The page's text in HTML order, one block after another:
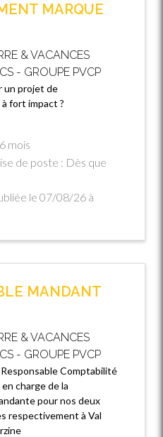
MARQUE
& VACANCES
- GROUPE PVCP
un projet de
fort impact ?
mois
de poste : Dès que
le 07/08/26 à
MANDANT
& VACANCES
- GROUPE PVCP
Comptabilité
charge de la
pour nos deux
respectivement à Val